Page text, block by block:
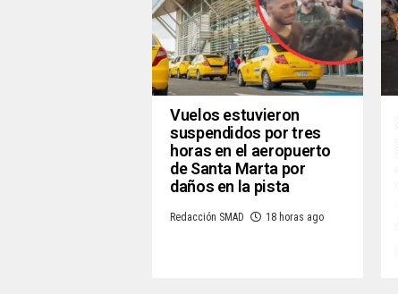
Vuelos estuvieron
suspendidos por tres
horas en el aeropuerto
de Santa Marta por
daños en la pista
Redacción SMAD 18 horas ago